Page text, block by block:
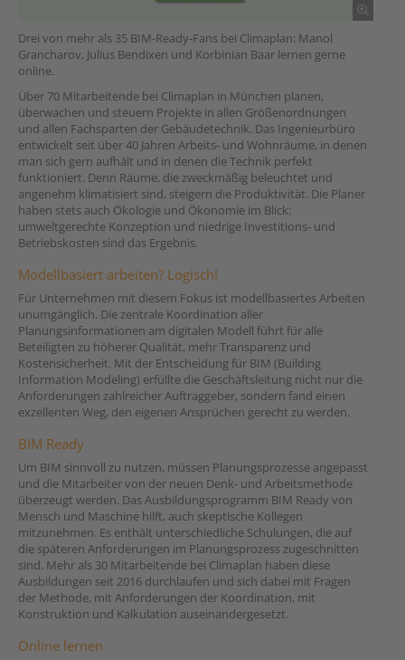
Drei von mehr als 35 BIM-Ready-Fans bei Climaplan: Manol
Grancharov, Julius Bendixen und Korbinian Baar lernen gerne
online.
Über 70 Mitarbeitende bei Climaplan in München planen,
überwachen und steuern Projekte in allen Größenordnungen
und allen Fachsparten der Gebäudetechnik. Das Ingenieurbüro
entwickelt seit über 40 Jahren Arbeits- und Wohnräume, in denen
man sich gern aufhält und in denen die Technik perfekt
funktioniert. Denn Räume, die zweckmäßig beleuchtet und
angenehm klimatisiert sind, steigern die Produktivität. Die Planer
haben stets auch Ökologie und Ökonomie im Blick:
umweltgerechte Konzeption und niedrige Investitions- und
Betriebskosten sind das Ergebnis.
Modellbasiert arbeiten? Logisch!
Für Unternehmen mit diesem Fokus ist modellbasiertes Arbeiten
unumgänglich. Die zentrale Koordination aller
Planungsinformationen am digitalen Modell führt für alle
Beteiligten zu höherer Qualität, mehr Transparenz und
Kostensicherheit. Mit der Entscheidung für BIM (Building
Information Modeling) erfüllte die Geschäftsleitung nicht nur die
Anforderungen zahlreicher Auftraggeber, sondern fand einen
exzellenten Weg, den eigenen Ansprüchen gerecht zu werden.
BIM Ready
Um BIM sinnvoll zu nutzen, müssen Planungsprozesse angepasst
und die Mitarbeiter von der neuen Denk- und Arbeitsmethode
überzeugt werden. Das Ausbildungsprogramm BIM Ready von
Mensch und Maschine hilft, auch skeptische Kollegen
mitzunehmen. Es enthält unterschiedliche Schulungen, die auf
die späteren Anforderungen im Planungsprozess zugeschnitten
sind. Mehr als 30 Mitarbeitende bei Climaplan haben diese
Ausbildungen seit 2016 durchlaufen und sich dabei mit Fragen
der Methode, mit Anforderungen der Koordination, mit
Konstruktion und Kalkulation auseinandergesetzt.
Online lernen